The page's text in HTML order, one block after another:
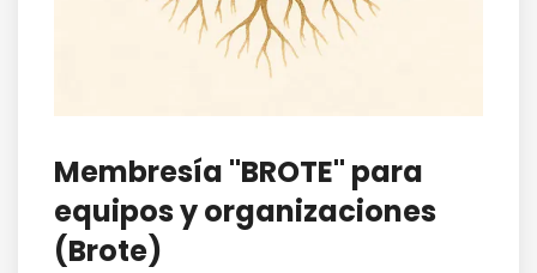
Membresía "BROTE" para
equipos y organizaciones
(Brote)